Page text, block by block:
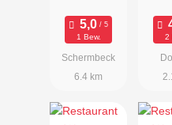
1 Bew.
Schermbeck
6.4 km
2